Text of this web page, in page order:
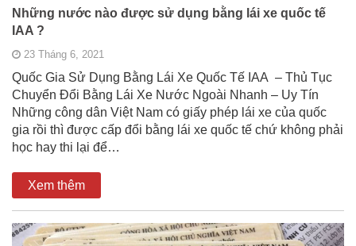
Những nước nào được sử dụng bằng lái xe quốc tế
IAA ?
23 Tháng 6, 2021
Quốc Gia Sử Dụng Bằng Lái Xe Quốc Tế IAA – Thủ Tục
Chuyển Đổi Bằng Lái Xe Nước Ngoài Nhanh – Uy Tín
Những công dân Việt Nam có giấy phép lái xe của quốc
gia rồi thì được cấp đổi bằng lái xe quốc tế chứ không phải
học hay thi lại để…
Xem thêm